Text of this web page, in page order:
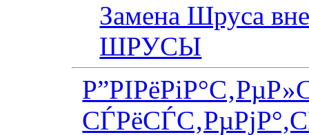
Замена Шруса
ШРУСЫ